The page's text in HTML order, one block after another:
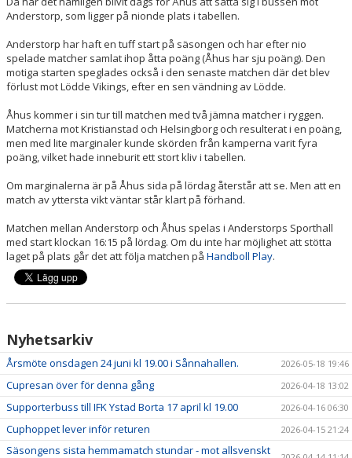
Anderstorp, som ligger på nionde plats i tabellen.
Anderstorp har haft en tuff start på säsongen och har efter nio
spelade matcher samlat ihop åtta poäng (Åhus har sju poäng). Den
motiga starten speglades också i den senaste matchen där det blev
förlust mot Lödde Vikings, efter en sen vändning av Lödde.
Åhus kommer i sin tur till matchen med två jämna matcher i ryggen.
Matcherna mot Kristianstad och Helsingborg och resulterat i en poäng,
men med lite marginaler kunde skörden från kamperna varit fyra
poäng, vilket hade inneburit ett stort kliv i tabellen.
Om marginalerna är på Åhus sida på lördag återstår att se. Men att en
match av yttersta vikt väntar står klart på förhand.
Matchen mellan Anderstorp och Åhus spelas i Anderstorps Sporthall
med start klockan 16:15 på lördag. Om du inte har möjlighet att stötta
laget på plats går det att följa matchen på Handboll Play.
Nyhetsarkiv
Årsmöte onsdagen 24 juni kl 19.00 i Sånnahallen. 2026-05-18 19:46
Cupresan över för denna gång 2026-04-18 13:02
Supporterbuss till IFK Ystad Borta 17 april kl 19.00 2026-04-16 06:30
Cuphoppet lever inför returen 2026-04-15 21:24
Säsongens sista hemmamatch stundar - mot allsvenskt